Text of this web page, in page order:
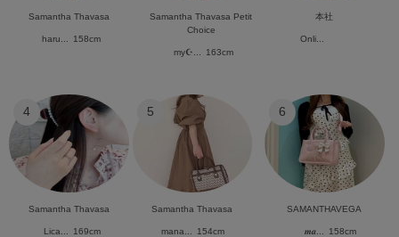
Samantha Thavasa
haru... 158cm
Samantha Thavasa Petit
Choice
my☪︎... 163cm
本社
Onli...
4
Samantha Thavasa
Lica... 169cm
5
Samantha Thavasa
mana... 154cm
6
SAMANTHAVEGA
𝒎𝒂... 158cm